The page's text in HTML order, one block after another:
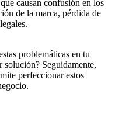
causan confusión en los
de la marca, pérdida de
problemáticas en tu
solución? Seguidamente,
perfeccionar estos